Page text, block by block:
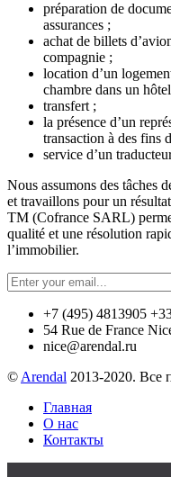
préparation de
assurances ;
achat de billets
compagnie ;
location d’un
chambre dans un
transfert ;
la présence d’un
transaction à des fins
service d’un
Nous assumons des tâches
et travaillons pour un
TM (Cofrance SARL)
qualité et une résolution
l’immobilier.
+7 (495) 4813905
54 Rue de France
nice@arendal.ru
© Arendal 2013-2020. Все
Главная
О нас
Контакты